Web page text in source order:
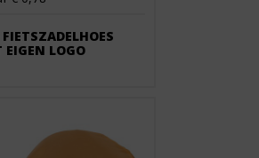
FIETSZADELHOES
EIGEN LOGO